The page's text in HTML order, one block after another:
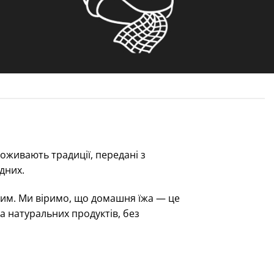
традиції, передані з
Ми віримо, що домашня їжа — це
продуктів, без